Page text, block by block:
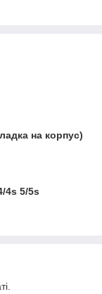
на корпус)
4s 5/5s